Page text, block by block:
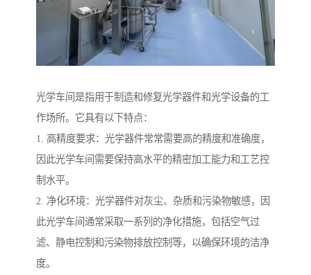
光学车间是指用于制造和修复光学器件和光学设备的工
作场所。它具有以下特点：
1. 高精度要求：光学器件常常需要高的精度和准确度，
因此光学车间需要保持高水平的精密加工能力和工艺控
制水平。
2. 净化环境：光学器件对灰尘、杂质和污染物敏感，因
此光学车间通常采取一系列的净化措施，包括空气过
滤、静电控制和污染物排放控制等，以确保环境的洁净
度。